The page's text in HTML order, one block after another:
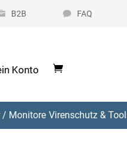
B2B FAQ
Konto
/ Monitore Virenschutz &